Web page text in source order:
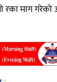
रका माग